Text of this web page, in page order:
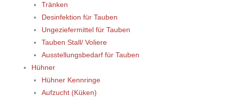
Tränken
Desinfektion für Tauben
Ungeziefermittel für Tauben
Tauben Stall/ Voliere
Ausstellungsbedarf für Tauben
Hühner
Hühner Kennringe
Aufzucht (Küken)